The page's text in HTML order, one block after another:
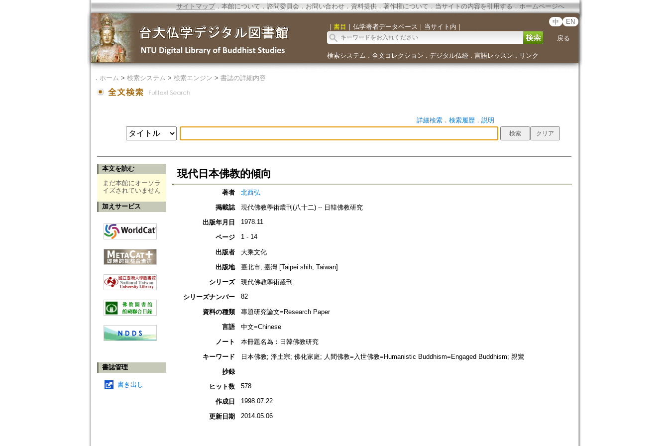
サイトマップ．本館について ． 諮問委員会． お問い合わせ． 資料提供． 著作権について．当サイトの内容を引用する ． ホームページへ
｜ 書目 ｜ 仏学著者データベース ｜ 当サイト内 ｜
中 EN
戻る
検索システム ． 全文コレクション ． デジタル仏経． 言語レッスン ． リンク
． ホーム > 検索システム > 検索エンジン > 書誌の詳細内容
詳細検索． 検索履歴． 説明
本文を読む
まだ本館にオーソラ
イズされていません
加えサービス
書誌管理
書き出し
現代日本佛教的傾向
著者
北西弘
掲載誌
現代佛教學術叢刊(八十二) -- 日韓佛教研究
出版年月日
1978.11
ページ 1 - 14
出版者
大乘文化
出版地
臺北市, 臺灣 [Taipei shih, Taiwan]
シリーズ
現代佛教學術叢刊
シリーズナンバー
82
資料の種類
專題研究論文=Research Paper
言語
中文=Chinese
ノート
本冊題名為：日韓佛教研究
キーワード
日本佛教; 淨土宗; 佛化家庭; 人間佛教=入世佛教=Humanistic Buddhism=Engaged Buddhism; 親鸞
抄録
ヒット数
578
作成日 1998.07.22
更新日期 2014.05.06